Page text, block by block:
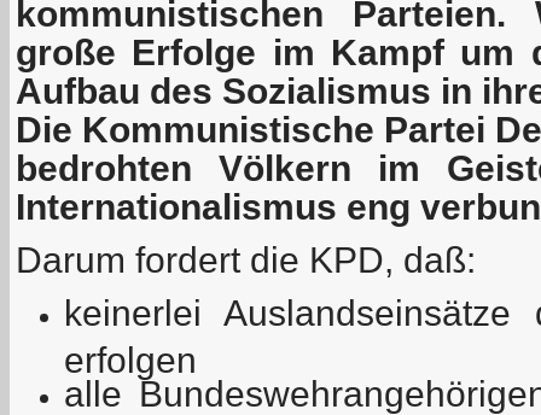
kommunistischen
große Erfolge im Kampf um
Aufbau des Sozialismus in
Die Kommunistische Partei
bedrohten Völkern im
Internationalismus eng
Darum fordert die KPD, daß:
keinerlei
erfolgen
alle